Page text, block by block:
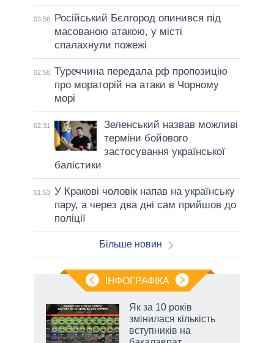
03:56
Російський Бєлгород опинився під
масованою атакою, у місті
спалахнули пожежі
02:58 Туреччина передала рф пропозицію
про мораторій на атаки в Чорному
морі
02:31
Зеленський назвав можливі
терміни бойового
застосування української
балістики
01:53 У Кракові чоловік напав на українську
пару, а через два дні сам прийшов до
поліції
Більше новин
ІНФОГРАФІКА
Як за 10 років
змінилася кількість
вступників на